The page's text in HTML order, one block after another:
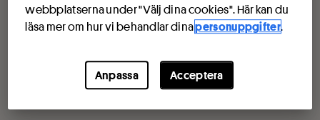
webbplatserna under "Välj dina cookies". Här kan du
läsa mer om hur vi behandlar dinapersonuppgifter.
Anpassa Acceptera